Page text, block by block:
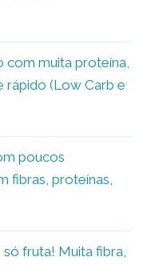
com muita proteína,
rápido (Low Carb e
poucos
fibras, proteínas,
só fruta! Muita fibra,